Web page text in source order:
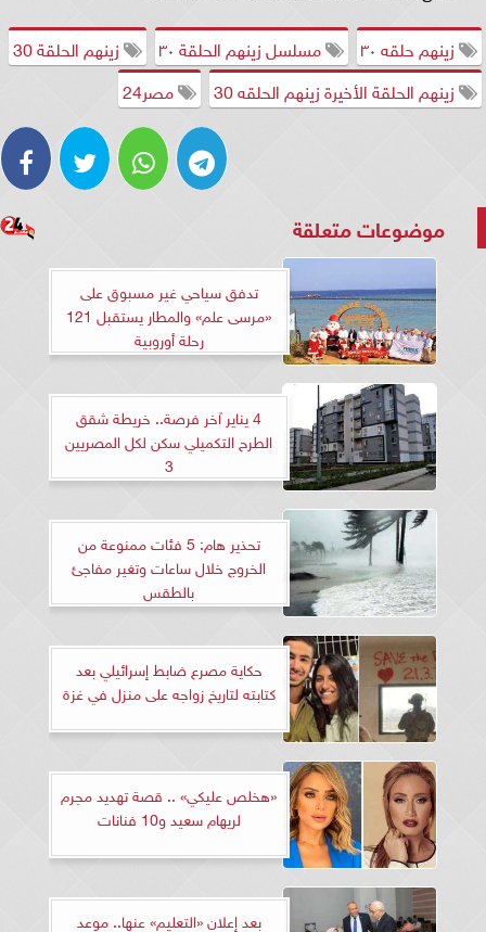
زينهم حلقه ٣٠
مسلسل زينهم الحلقة ٣٠
زينهم الحلقة 30
زينهم الحلقة الأخيرة زينهم الحلقه 30
مصر24
موضوعات متعلقة
تدفق سياحي غير مسبوق على
«مرسى علم» والمطار يستقبل 121
رحلة أوروبية
4 يناير آخر فرصة.. خريطة شقق
الطرح التكميلي سكن لكل المصريين
3
تحذير هام: 5 فئات ممنوعة من
الخروج خلال ساعات وتغير مفاجئ
بالطقس
حكاية مصرع ضابط إسرائيلي بعد
كتابته لتاريخ زواجه على منزل في غزة
«هخلص عليكي» .. قصة تهديد مجرم
لريهام سعيد و10 فنانات
بعد إعلان «التعليم» عنها.. موعد